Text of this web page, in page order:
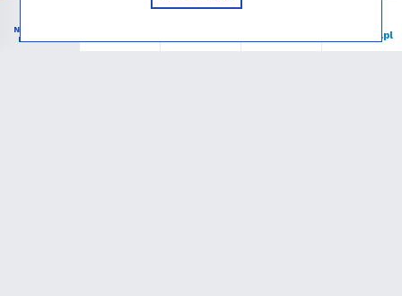
NIEZBĘDNIK
KATOLIKA
niedziela.pl